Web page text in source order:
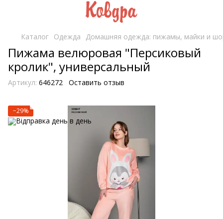
Каталог Одежда Домашняя одежда: пижамы, майки и
Пижама велюровая "Персиковый
кролик", универсальный
Артикул: 646272 Оставить отзыв
−29%